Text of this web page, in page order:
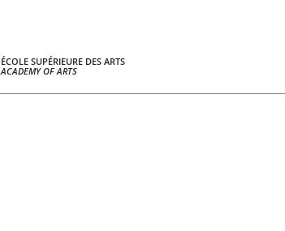
ÉCOLE SUPÉRIEURE DES ARTS
ACADEMY OF ARTS